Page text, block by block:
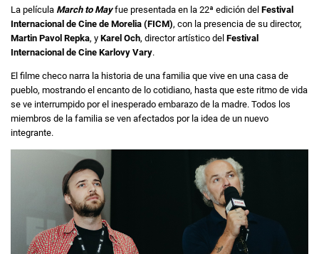
La película March to Mayfue presentada en la 22ª edición del Festival
Internacional de Cine de Morelia (FICM), con la presencia de su director,
Martin Pavol Repka, y Karel Och, director artístico del Festival
Internacional de Cine Karlovy Vary.
El filme checo narra la historia de una familia que vive en una casa de
pueblo, mostrando el encanto de lo cotidiano, hasta que este ritmo de vida
se ve interrumpido por el inesperado embarazo de la madre. Todos los
miembros de la familia se ven afectados por la idea de un nuevo
integrante.